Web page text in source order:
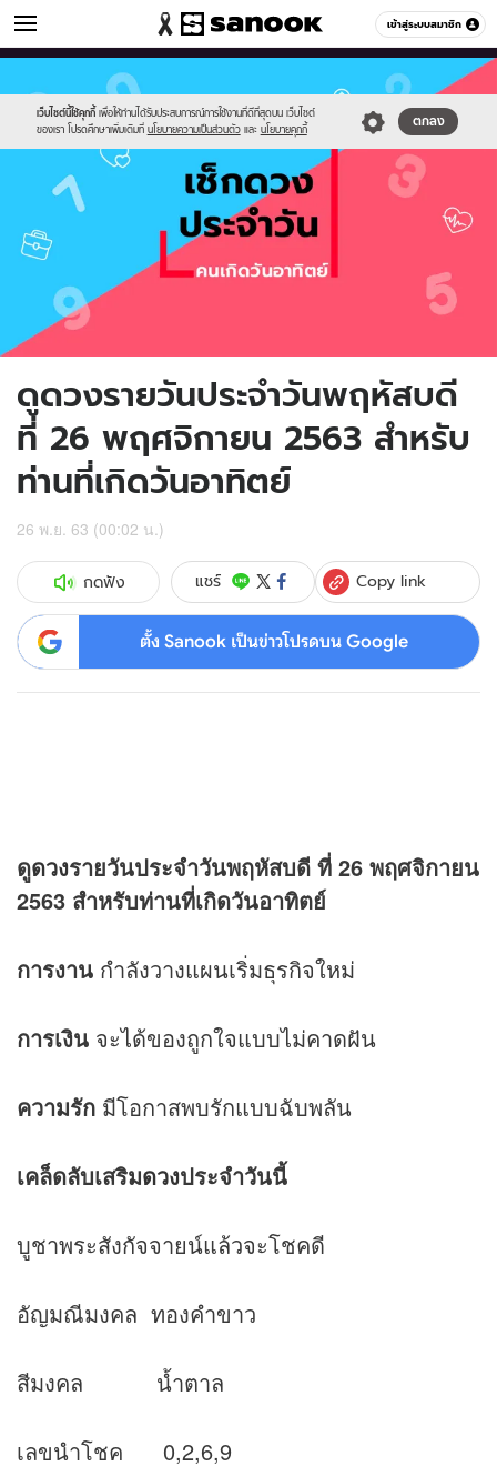
เข้าสู่ระบบสมาชิก
ดูดวง หมวดอื่นๆ
เว็บไซต์นี้ใช้คุกกี้ เพื่อให้ท่านได้รับประสบการณ์การใช้งานที่ดีที่สุดบน เว็บไซต์
ของเรา โปรดศึกษาเพิ่มเติมที่ นโยบายความเป็นส่วนตัว และ นโยบายคุกกี้
ตกลง
//s.isanook.com/sr/0/images/logo-
new-
sanook.png
//s.isanook.com/ho/0/ud/fxd/day/day-
1.png
ดูดวงรายวันประจำวันพฤหัสบดี
ที่ 26 พฤศจิกายน 2563 สำหรับ
ท่านที่เกิดวันอาทิตย์
26 พ.ย. 63 (00:02 น.)
กดฟัง แชร์ Copy link
ตั้ง Sanook เป็นข่าวโปรดบน Google
ดูดวงรายวันประจำวันพฤหัสบดี ที่ 26 พฤศจิกายน
2563 สำหรับท่านที่เกิดวันอาทิตย์
การงาน กำลังวางแผนเริ่มธุรกิจใหม่
การเงิน จะได้ของถูกใจแบบไม่คาดฝัน
ความรัก มีโอกาสพบรักแบบฉับพลัน
เคล็ดลับเสริมดวงประจำวันนี้
บูชาพระสังกัจจายน์แล้วจะโชคดี
อัญมณีมงคล ทองคำขาว
สีมงคล น้ำตาล
เลขนำโชค 0,2,6,9